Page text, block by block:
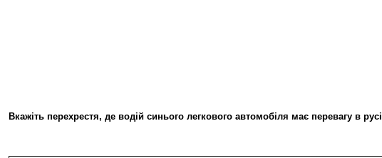
Вкажіть перехрестя, де водій синього легкового автомобіля має перевагу в русі